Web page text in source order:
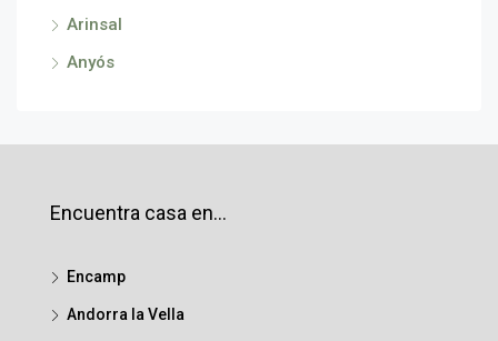
Arinsal
Anyós
Encuentra casa en…
Encamp
Andorra la Vella